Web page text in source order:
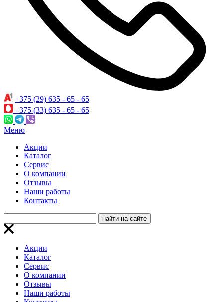
+375 (29) 635 - 65 - 65
+375 (33) 635 - 65 - 65
Меню
Акции
Каталог
Сервис
О компании
Отзывы
Наши работы
Контакты
Акции
Каталог
Сервис
О компании
Отзывы
Наши работы